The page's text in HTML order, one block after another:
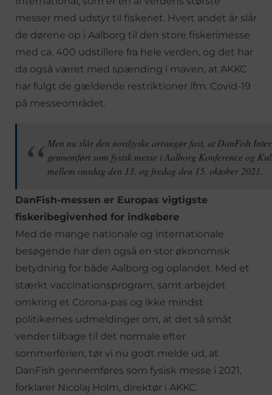
messer med udstyr til fiskeriet. Hvert andet år slår
de dørene op i Aalborg til den store fiskerimesse
med ca. 400 udstillere fra hele verden, og det har
da også været med spænding i maven, at AKKC
har fulgt de gældende restriktioner ifm. Covid-19
på messeområdet.
Men nu slår den nordjyske arrangør fast, at DanFish
gennemført som fysisk messe i Aalborg Konference og
mellem onsdag den 13. og fredag den 15. oktober 2021.
DanFish-messen er Europas vigtigste
fiskeribegivenhed for indkøbere
Med de mange nationale og internationale
besøgende har den også en stor økonomisk
betydning for både Aalborg og oplandet. Med et
stærkt vaccinationsprogram, samt arbejdet
omkring et Corona-pas og ikke mindst
politikernes udmeldinger om, at det så småt
vender tilbage til det normale efter
sommerferien, tør vi nu godt melde ud, at
DanFish gennemføres som fysisk messe i 2021,
forklarer Nicolaj Holm, direktør i AKKC.